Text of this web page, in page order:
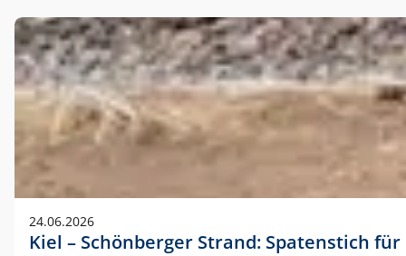
24.06.2026
Kiel – Schönberger Strand: Spatenstich